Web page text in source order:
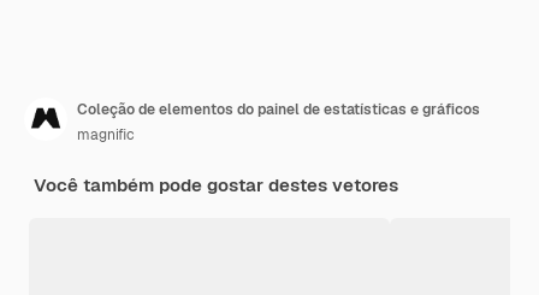
Coleção de elementos do painel de estatísticas e gráficos
magnific
Você também pode gostar destes vetores